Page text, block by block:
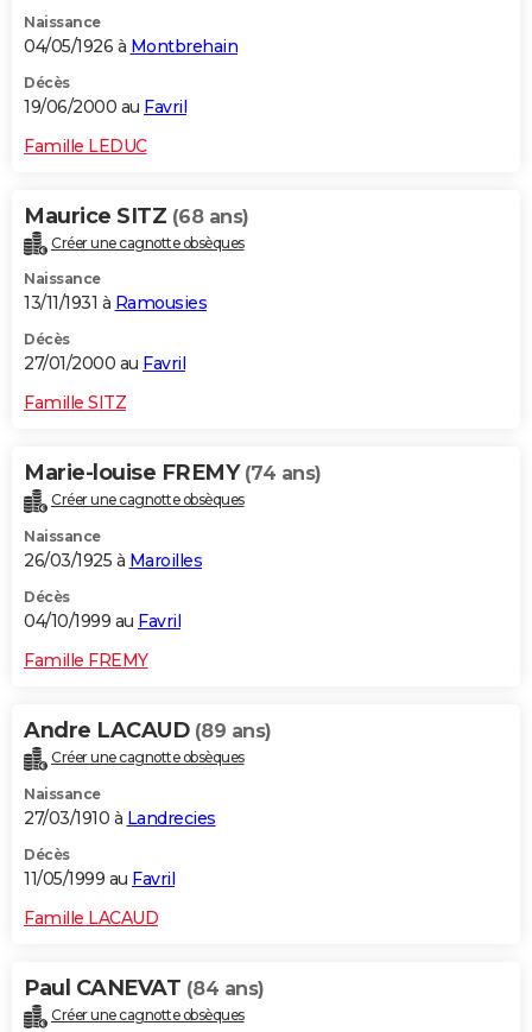
Naissance
04/05/1926 à Montbrehain
Décès
19/06/2000 au Favril
Famille LEDUC
Maurice SITZ (68 ans)
Créer une cagnotte obsèques
Naissance
13/11/1931 à Ramousies
Décès
27/01/2000 au Favril
Famille SITZ
Marie-louise FREMY (74 ans)
Créer une cagnotte obsèques
Naissance
26/03/1925 à Maroilles
Décès
04/10/1999 au Favril
Famille FREMY
Andre LACAUD (89 ans)
Créer une cagnotte obsèques
Naissance
27/03/1910 à Landrecies
Décès
11/05/1999 au Favril
Famille LACAUD
Paul CANEVAT (84 ans)
Créer une cagnotte obsèques